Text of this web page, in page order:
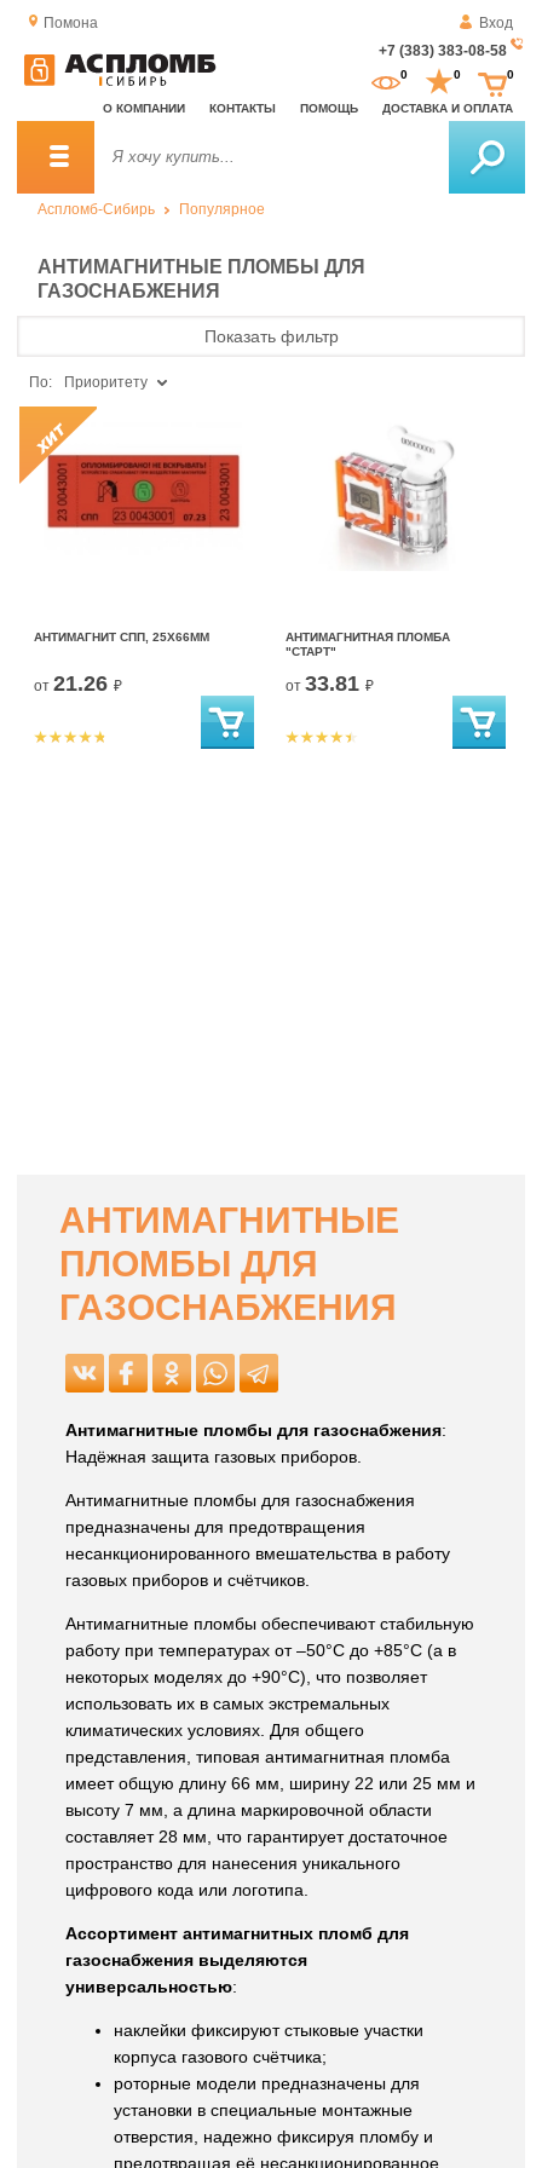
Помона
Вход
+7 (383) 383-08-58
О КОМПАНИИ КОНТАКТЫ ПОМОЩЬ ДОСТАВКА И ОПЛАТА
0 0 0
Аспломб-Сибирь Популярное
АНТИМАГНИТНЫЕ ПЛОМБЫ ДЛЯ
ГАЗОСНАБЖЕНИЯ
Показать фильтр
По: Приоритету
АНТИМАГНИТ СПП, 25Х66ММ
от 21.26 ₽
АНТИМАГНИТНАЯ ПЛОМБА
"СТАРТ"
от 33.81 ₽
АНТИМАГНИТНЫЕ
ПЛОМБЫ ДЛЯ
ГАЗОСНАБЖЕНИЯ
Антимагнитные пломбы для газоснабжения:
Надёжная защита газовых приборов.
Антимагнитные пломбы для газоснабжения
предназначены для предотвращения
несанкционированного вмешательства в работу
газовых приборов и счётчиков.
Антимагнитные пломбы обеспечивают стабильную
работу при температурах от –50°C до +85°C (а в
некоторых моделях до +90°C), что позволяет
использовать их в самых экстремальных
климатических условиях. Для общего
представления, типовая антимагнитная пломба
имеет общую длину 66 мм, ширину 22 или 25 мм и
высоту 7 мм, а длина маркировочной области
составляет 28 мм, что гарантирует достаточное
пространство для нанесения уникального
цифрового кода или логотипа.
Ассортимент антимагнитных пломб для
газоснабжения выделяются
универсальностью:
наклейки фиксируют стыковые участки
корпуса газового счётчика;
роторные модели предназначены для
установки в специальные монтажные
отверстия, надежно фиксируя пломбу и
предотвращая её несанкционированное